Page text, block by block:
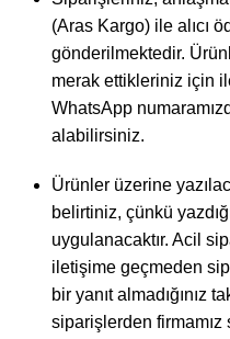
(Aras Kargo) ile alıcı
gönderilmektedir.
merak ettikleriniz için
WhatsApp
alabilirsiniz.
Ürünler üzerine
belirtiniz, çünkü
uygulanacaktır. Acil
iletişime geçmeden
bir yanıt almadığınız
siparişlerden firmamız